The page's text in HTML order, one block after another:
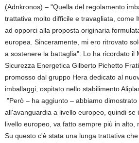
(Adnkronos) – "Quella del regolamento
trattativa molto difficile e travagliata, come
ad opporci alla proposta originaria
europea. Sinceramente, mi ero ritrovato
a sostenere la battaglia". Lo ha ricordato il
Sicurezza Energetica Gilberto Pichetto
promosso dal gruppo Hera dedicato al
imballaggi, ospitato nello stabilimento
"Però – ha aggiunto – abbiamo
all'avanguardia a livello europeo, quindi se
livello europeo, va fatto sempre più in alto,
Su questo c'è stata una lunga trattativa